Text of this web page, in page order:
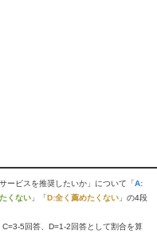
ービスを推奨したいか」について「A:
くない 」「D:全く薦めたくない 」の4段
5回答、D=1-2回答として割合を算